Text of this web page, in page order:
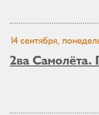
14 сентября,
2ва